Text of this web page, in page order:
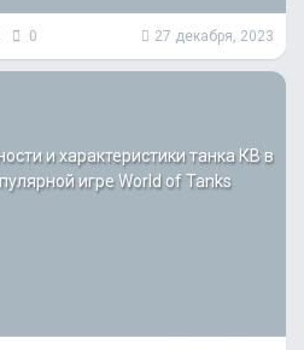
0 27 декабря, 2023
и характеристики танка КВ в
игре World of Tanks